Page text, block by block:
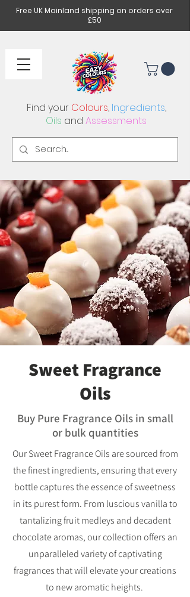
Find your Colours, Ingredients,
Oils and Assessments
Free UK Mainland shipping on orders over
£50
Sweet Fragrance
Oils
Buy Pure Fragrance Oils in small
or bulk quantities
Our Sweet Fragrance Oils are sourced from
the finest ingredients, ensuring that every
bottle captures the essence of sweetness
in its purest form. From luscious vanilla to
tantalizing fruit medleys and decadent
chocolate aromas, our collection offers an
unparalleled variety of captivating
fragrances that will elevate your creations
to new aromatic heights.